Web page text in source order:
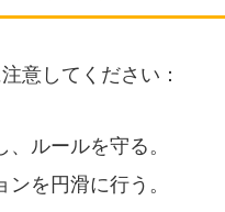
意してください：
ルールを守る。
を円滑に行う。